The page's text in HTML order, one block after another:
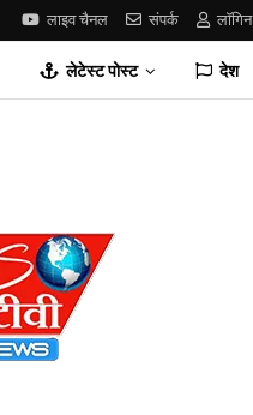
लाइव चैनल संपर्क लॉगिन
लेटेस्ट पोस्ट देश